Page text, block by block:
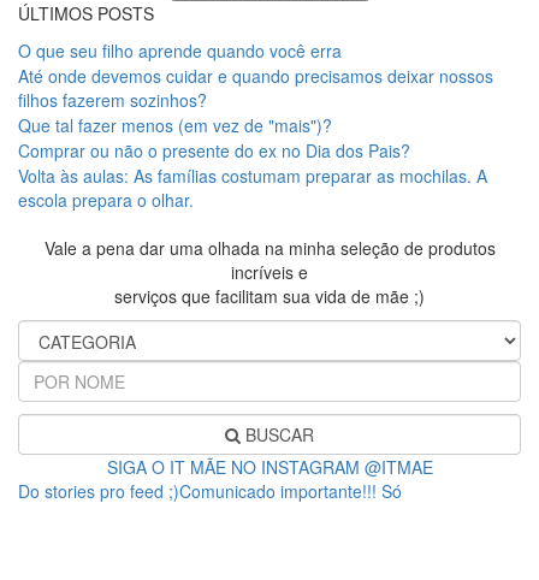
ÚLTIMOS POSTS
O que seu filho aprende quando você erra
Até onde devemos cuidar e quando precisamos deixar nossos
filhos fazerem sozinhos?
Que tal fazer menos (em vez de "mais")?
Comprar ou não o presente do ex no Dia dos Pais?
Volta às aulas: As famílias costumam preparar as mochilas. A
escola prepara o olhar.
Vale a pena dar uma olhada na minha seleção de produtos
incríveis e
serviços que facilitam sua vida de mãe ;)
BUSCAR
SIGA O IT MÃE NO INSTAGRAM @ITMAE
Do stories pro feed ;)Comunicado importante!!! Só